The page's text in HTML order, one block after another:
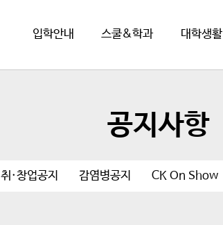
입학안내 스쿨&학과 대학생활
공지사항
취·창업공지 감염병공지 CK On Show